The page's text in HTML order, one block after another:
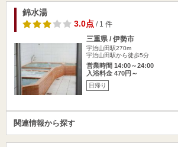
錦水湯
3.0点/ 1 件
三重県 / 伊勢市
宇治山田駅270m
宇治山田駅から徒歩5分
営業時間 14:00～24:00
入浴料金 470円～
日帰り
関連情報から探す